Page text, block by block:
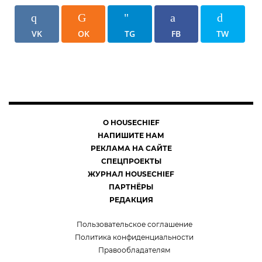
VK OK TG FB TW
О HOUSECHIEF
НАПИШИТЕ НАМ
РЕКЛАМА НА САЙТЕ
СПЕЦПРОЕКТЫ
ЖУРНАЛ HOUSECHIEF
ПАРТНЁРЫ
РЕДАКЦИЯ
Пользовательское соглашение
Политика конфиденциальности
Правообладателям